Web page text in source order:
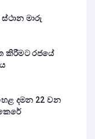
මාරු
කිරීමට රජයේ
දමන 22 වන